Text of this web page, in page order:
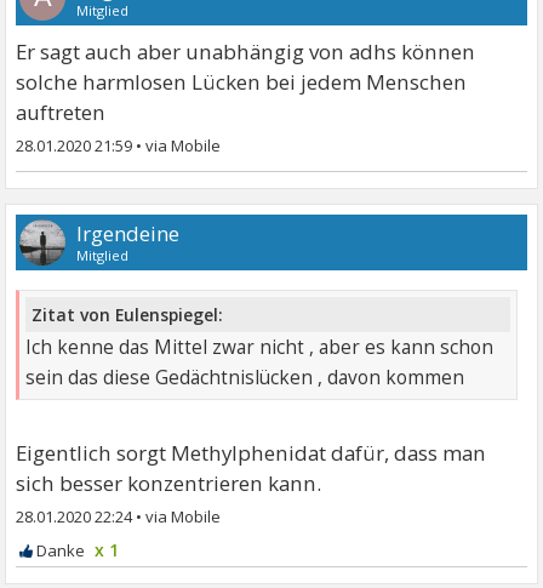
Mitglied
Er sagt auch aber unabhängig von adhs können
solche harmlosen Lücken bei jedem Menschen
auftreten
28.01.2020 21:59 •
Irgendeine
Mitglied
Zitat von Eulenspiegel:
Ich kenne das Mittel zwar nicht , aber es kann schon
sein das diese Gedächtnislücken , davon kommen
Eigentlich sorgt Methylphenidat dafür, dass man
sich besser konzentrieren kann.
28.01.2020 22:24•
x 1